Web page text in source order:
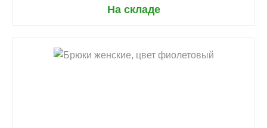
На складе
shopping_cart В КОРЗИНУ